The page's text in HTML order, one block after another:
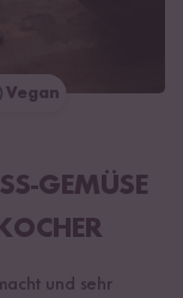
Vegan
GEMÜSE
und sehr